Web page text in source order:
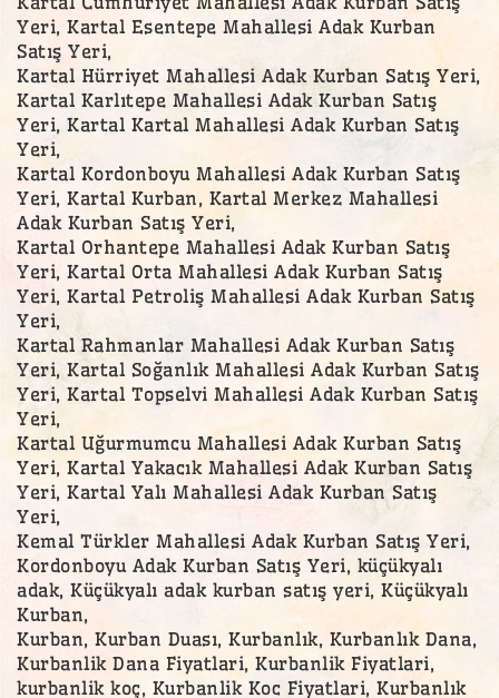
Yeri, Kartal Esentepe Mahallesi Adak Kurban
Satış Yeri,
Kartal Hürriyet Mahallesi Adak Kurban Satış Yeri,
Kartal Karlıtepe Mahallesi Adak Kurban Satış
Yeri, Kartal Kartal Mahallesi Adak Kurban Satış
Yeri,
Kartal Kordonboyu Mahallesi Adak Kurban Satış
Yeri, Kartal Kurban, Kartal Merkez Mahallesi
Adak Kurban Satış Yeri,
Kartal Orhantepe Mahallesi Adak Kurban Satış
Yeri, Kartal Orta Mahallesi Adak Kurban Satış
Yeri, Kartal Petroliş Mahallesi Adak Kurban Satış
Yeri,
Kartal Rahmanlar Mahallesi Adak Kurban Satış
Yeri, Kartal Soğanlık Mahallesi Adak Kurban Satış
Yeri, Kartal Topselvi Mahallesi Adak Kurban Satış
Yeri,
Kartal Uğurmumcu Mahallesi Adak Kurban Satış
Yeri, Kartal Yakacık Mahallesi Adak Kurban Satış
Yeri, Kartal Yalı Mahallesi Adak Kurban Satış
Yeri,
Kemal Türkler Mahallesi Adak Kurban Satış Yeri,
Kordonboyu Adak Kurban Satış Yeri, küçükyalı
adak, Küçükyalı adak kurban satış yeri, Küçükyalı
Kurban,
Kurban, Kurban Duası, Kurbanlık, Kurbanlık Dana,
Kurbanlik Dana Fiyatlari, Kurbanlik Fiyatlari,
kurbanlik koç, Kurbanlik Koc Fiyatlari, Kurbanlık